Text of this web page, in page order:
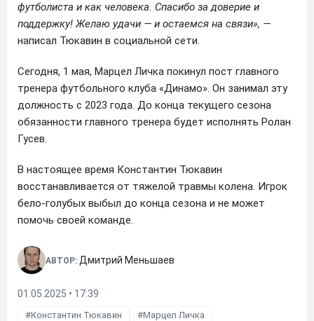
футболиста и как человека. Спасибо за доверие и
поддержку! Желаю удачи — и остаемся на связи», —
написал Тюкавин в социальной сети.
Сегодня, 1 мая, Марцел Личка покинул пост главного
тренера футбольного клуба «Динамо». Он занимал эту
должность с 2023 года. До конца текущего сезона
обязанности главного тренера будет исполнять Ролан
Гусев.
В настоящее время Константин Тюкавин
восстанавливается от тяжелой травмы колена. Игрок
бело-голубых выбыл до конца сезона и не может
помочь своей команде.
АВТОР: Дмитрий Меньшаев
01.05.2025 • 17:39
Константин Тюкавин
Марцел Личка